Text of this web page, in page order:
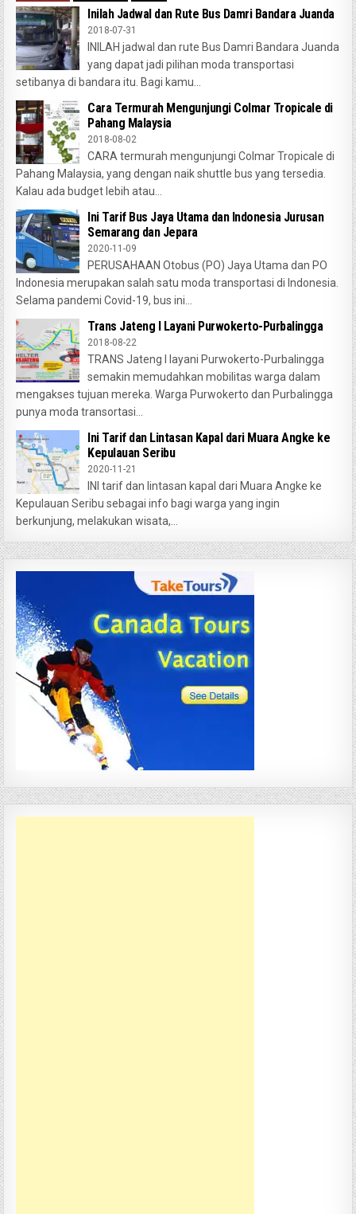
Inilah Jadwal dan Rute Bus Damri Bandara Juanda
2018-07-31
INILAH jadwal dan rute Bus Damri Bandara Juanda
yang dapat jadi pilihan moda transportasi
setibanya di bandara itu. Bagi kamu...
Cara Termurah Mengunjungi Colmar Tropicale di
Pahang Malaysia
2018-08-02
CARA termurah mengunjungi Colmar Tropicale di
Pahang Malaysia, yang dengan naik shuttle bus yang tersedia.
Kalau ada budget lebih atau...
Ini Tarif Bus Jaya Utama dan Indonesia Jurusan
Semarang dan Jepara
2020-11-09
PERUSAHAAN Otobus (PO) Jaya Utama dan PO
Indonesia merupakan salah satu moda transportasi di Indonesia.
Selama pandemi Covid-19, bus ini...
Trans Jateng I Layani Purwokerto-Purbalingga
2018-08-22
TRANS Jateng I layani Purwokerto-Purbalingga
semakin memudahkan mobilitas warga dalam
mengakses tujuan mereka. Warga Purwokerto dan Purbalingga
punya moda transortasi...
Ini Tarif dan Lintasan Kapal dari Muara Angke ke
Kepulauan Seribu
2020-11-21
INI tarif dan lintasan kapal dari Muara Angke ke
Kepulauan Seribu sebagai info bagi warga yang ingin
berkunjung, melakukan wisata,...